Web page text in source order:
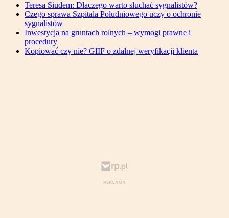
Teresa Siudem: Dlaczego warto słuchać sygnalistów?
Czego sprawa Szpitala Południowego uczy o ochronie
sygnalistów
Inwestycja na gruntach rolnych – wymogi prawne i
procedury
Kopiować czy nie? GIIF o zdalnej weryfikacji klienta